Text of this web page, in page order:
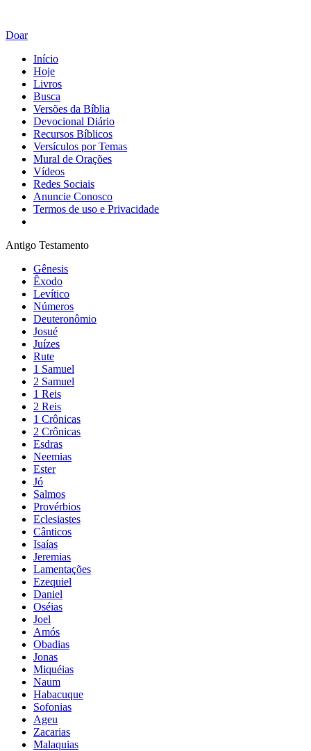
Doar
Início
Hoje
Livros
Busca
Versões da Bíblia
Devocional Diário
Recursos Bíblicos
Versículos por Temas
Mural de Orações
Vídeos
Redes Sociais
Anuncie Conosco
Termos de uso e Privacidade
Antigo Testamento
Gênesis
Êxodo
Levítico
Números
Deuteronômio
Josué
Juízes
Rute
1 Samuel
2 Samuel
1 Reis
2 Reis
1 Crônicas
2 Crônicas
Esdras
Neemias
Ester
Jó
Salmos
Provérbios
Eclesiastes
Cânticos
Isaías
Jeremias
Lamentações
Ezequiel
Daniel
Oséias
Joel
Amós
Obadias
Jonas
Miquéias
Naum
Habacuque
Sofonias
Ageu
Zacarias
Malaquias